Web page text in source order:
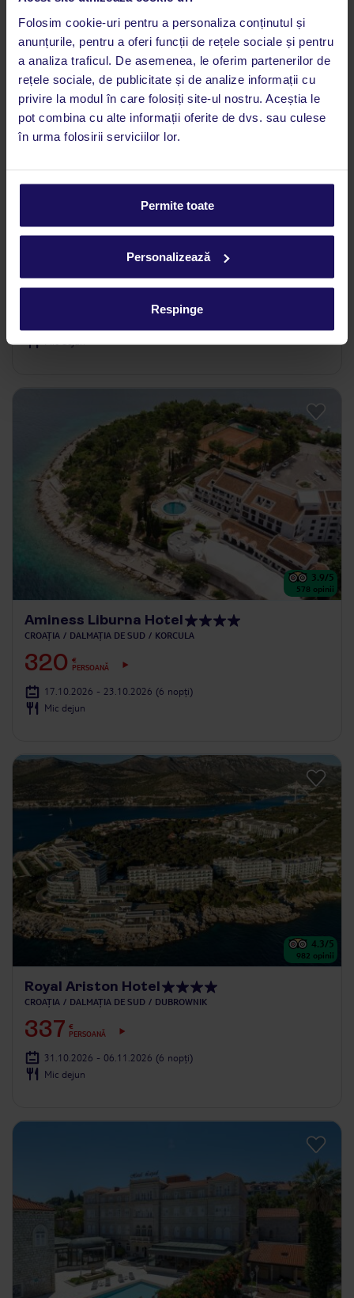
Folosim cookie-uri pentru a personaliza conținutul și
anunțurile, pentru a oferi funcții de rețele sociale și pentru
a analiza traficul. De asemenea, le oferim partenerilor de
rețele sociale, de publicitate și de analize informații cu
privire la modul în care folosiți site-ul nostru. Aceștia le
pot combina cu alte informații oferite de dvs. sau culese
în urma folosirii serviciilor lor.
Permite toate
Personalizează
Respinge
Bellevue Maradiso Village by Aminess
314
Mic dejun
3.9/5
578 opinii
Aminess Liburna Hotel
CROAȚIA DALMAȚIA DE SUD KORCULA
320 €
PERSOANĂ
17.10.2026 - 23.10.2026 (6 nopți)
Mic dejun
4.3/5
982 opinii
Royal Ariston Hotel
CROAȚIA DALMAȚIA DE SUD DUBROWNIK
337 €
PERSOANĂ
31.10.2026 - 06.11.2026 (6 nopți)
Mic dejun